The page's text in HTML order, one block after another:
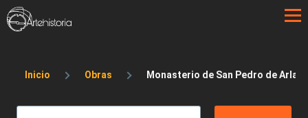
Pasar al contenido principal
Sobrescribir enlaces de ayuda a la
Inicio Obras Monasterio de San Pedro de